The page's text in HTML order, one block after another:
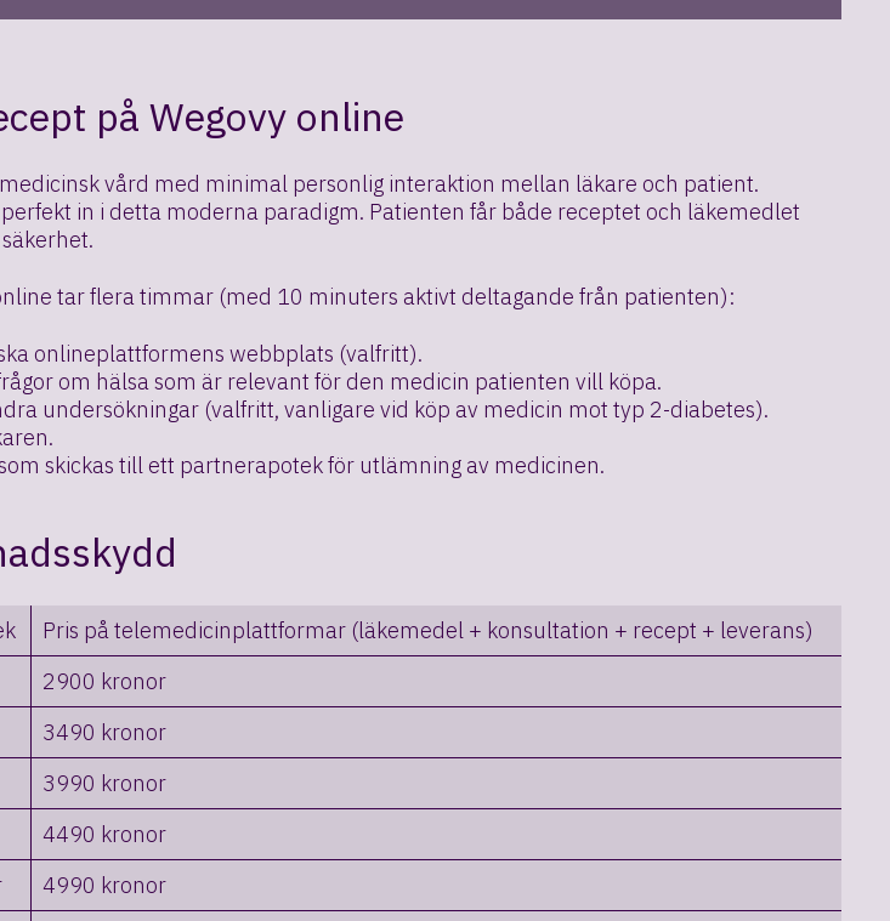
på Wegovy online
vård med minimal personlig interaktion mellan läkare och patient.
perfekt in i detta moderna paradigm. Patienten får både receptet och läkemedlet
tar flera timmar (med 10 minuters aktivt deltagande från patienten):
onlineplattformens webbplats (valfritt).
om hälsa som är relevant för den medicin patienten vill köpa.
undersökningar (valfritt, vanligare vid köp av medicin mot typ 2-diabetes).
skickas till ett partnerapotek för utlämning av medicinen.
Pris på telemedicinplattformar (läkemedel + konsultation + recept + leverans)
2900 kronor
3490 kronor
3990 kronor
4490 kronor
4990 kronor